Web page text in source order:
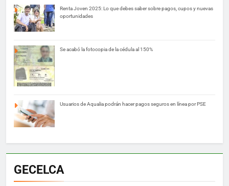
Renta Joven 2025: Lo que debes saber sobre pagos, cupos y nuevas
oportunidades
Se acabó la fotocopia de la cédula al 150%
Usuarios de Aqualia podrán hacer pagos seguros en línea por PSE
GECELCA